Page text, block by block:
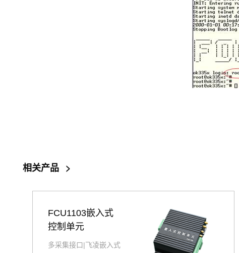
相关产品 >
FCU1103嵌入式
控制单元
多采集接口|飞凌嵌入式